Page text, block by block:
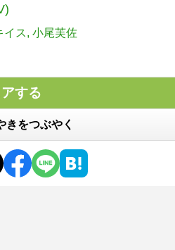
イス 小尾芙佐
する
きをつぶやく